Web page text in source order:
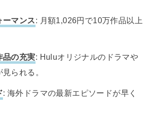
ーマンス: 月額1,026円で10万作品以上
品の充実: Huluオリジナルのドラマや
られる。
: 海外ドラマの最新エピソードが早く